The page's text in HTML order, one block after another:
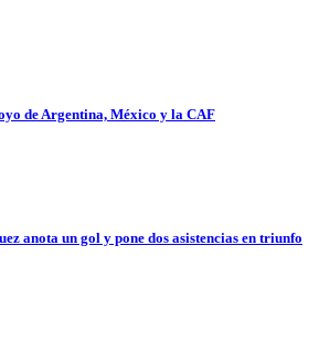
de Argentina, México y la CAF
anota un gol y pone dos asistencias en triunfo